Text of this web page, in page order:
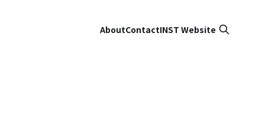
AboutContactINST Website